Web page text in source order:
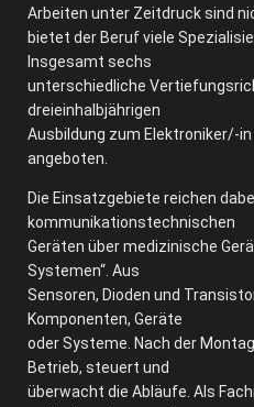
Arbeiten unter Zeitdruck sind
bietet der Beruf viele
Insgesamt sechs
unterschiedliche
dreieinhalbjährigen
Ausbildung zum Elektroniker/-
angeboten.
Die Einsatzgebiete reichen
kommunikationstechnischen
Geräten über medizinische
Systemen“. Aus
Sensoren, Dioden und
Komponenten, Geräte
oder Systeme. Nach der
Betrieb, steuert und
überwacht die Abläufe. Als